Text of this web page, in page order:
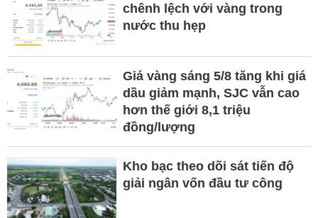
chênh lệch với vàng trong
nước thu hẹp
Giá vàng sáng 5/8 tăng khi giá
dầu giảm mạnh, SJC vẫn cao
hơn thế giới 8,1 triệu
đồng/lượng
Kho bạc theo dõi sát tiến độ
giải ngân vốn đầu tư công